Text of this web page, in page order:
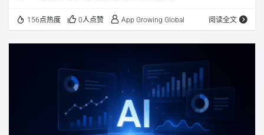
156点热度 0人点赞 App Growing Global 阅读全文